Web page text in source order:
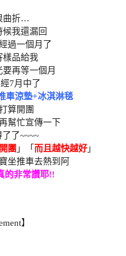
曲折…
我還漏回
過一個月了
樣品給我
再等一個月
7月中了
車涼墊+冰淇淋毯
算開團
幫忙宣傳一下
了~~~~
團 」「 而且越快越好」
坐推車去熱到阿
的非常讚耶!!
】